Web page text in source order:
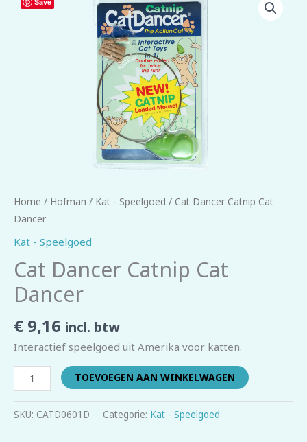
Home / Hofman / Kat - Speelgoed / Cat Dancer Catnip Cat
Dancer
Kat - Speelgoed
Cat Dancer Catnip Cat
Dancer
€ 9,16 incl. btw
Interactief speelgoed uit Amerika voor katten.
Dancer
TOEVOEGEN AAN WINKELWAGEN
SKU: CATD0601D Categorie: Kat - Speelgoed